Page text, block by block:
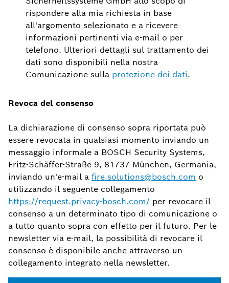
rispondere alla mia richiesta in base
all'argomento selezionato e a ricevere
informazioni pertinenti via e-mail o per
telefono. Ulteriori dettagli sul trattamento dei
dati sono disponibili nella nostra
Comunicazione sulla protezione dei dati.
Revoca del consenso
La dichiarazione di consenso sopra riportata può
essere revocata in qualsiasi momento inviando un
messaggio informale a BOSCH Security Systems,
Fritz-Schäffer-Straße 9, 81737 München, Germania,
inviando un'e-mail a fire.solutions@bosch.com o
utilizzando il seguente collegamento
https://request.privacy-bosch.com/ per revocare il
consenso a un determinato tipo di comunicazione o
a tutto quanto sopra con effetto per il futuro. Per le
newsletter via e-mail, la possibilità di revocare il
consenso è disponibile anche attraverso un
collegamento integrato nella newsletter.